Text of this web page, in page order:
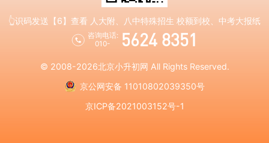
👆识码发送【6】查看 人大附、八中特殊招生 校额到校、中考大报纸
咨询电话:
010-
5624 8351
© 2008-2026北京小升初网 All Rights Reserved.
京公网安备 11010802039350号
京ICP备2021003152号-1